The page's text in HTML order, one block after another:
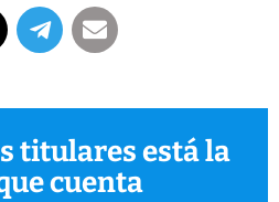
titulares está la
cuenta